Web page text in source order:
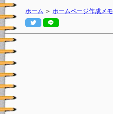
ホーム ＞ ホームページ作成メモ